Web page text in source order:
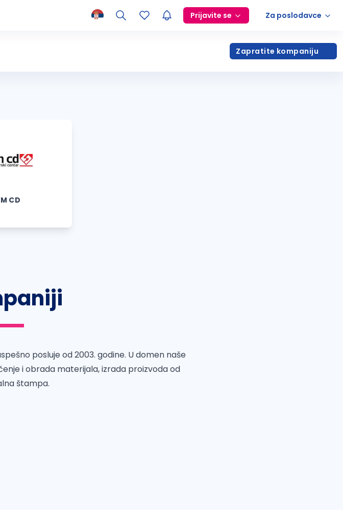
Prijavite se Za poslodavce
Zapratite kompaniju
CD
posluje od 2003. godine. U domen naše
i obrada materijala, izrada proizvoda od
štampa.